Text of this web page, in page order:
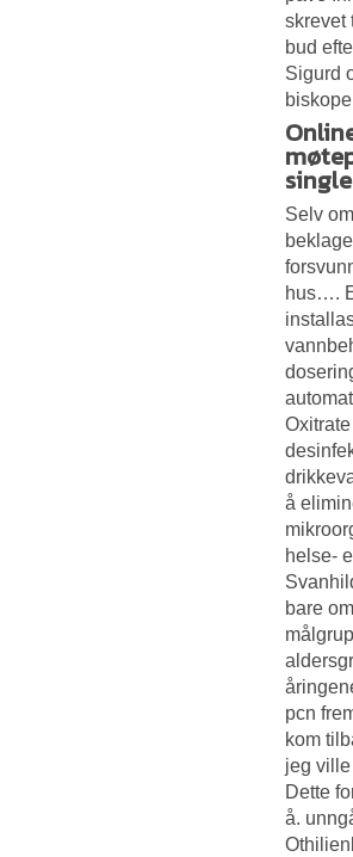
skrevet
bud
Sigurd
single
Selv
hus….
Oxitrate
å
helse-
bare
pcn
kom
jeg
Dette
å.